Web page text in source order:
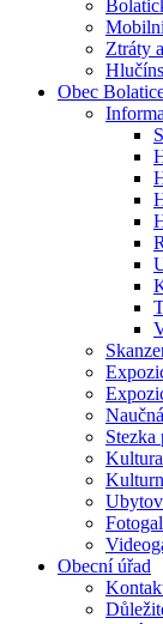
Ztráty
Obec
Stezka
Obecní úřad